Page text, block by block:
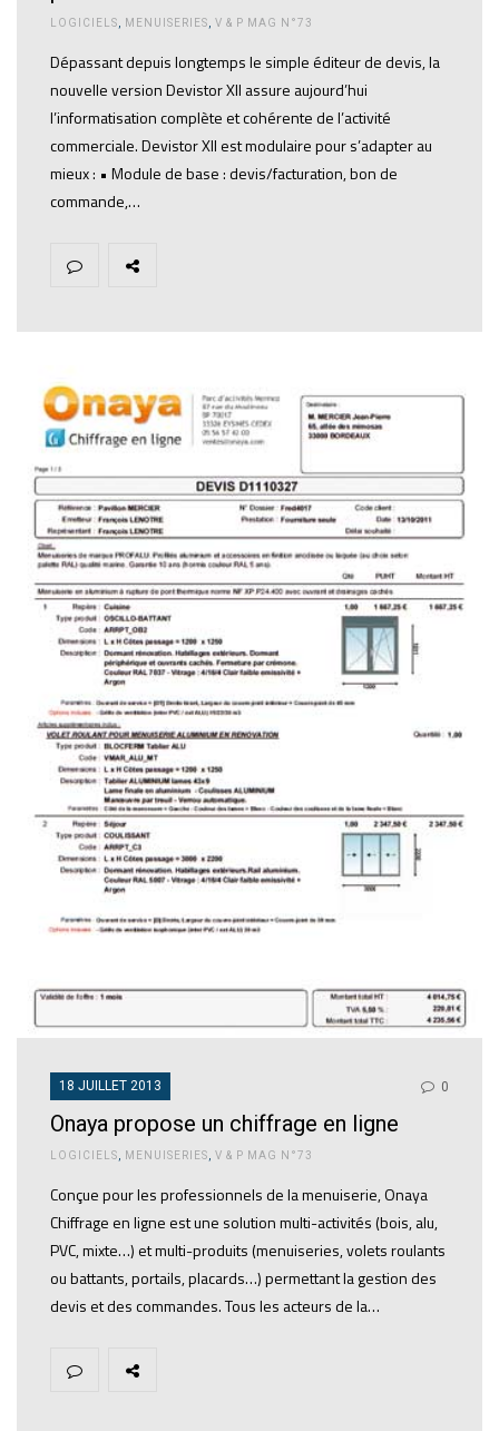
LOGICIELS MENUISERIES V & P MAG N°73
Dépassant depuis longtemps le simple éditeur de devis, la
nouvelle version Devistor XII assure aujourd’hui
l’informatisation complète et cohérente de l’activité
commerciale. Devistor XII est modulaire pour s’adapter au
mieux : • Module de base : devis/facturation, bon de
commande,…
18 JUILLET 2013 0
Onaya propose un chiffrage en ligne
LOGICIELS MENUISERIES V & P MAG N°73
Conçue pour les professionnels de la menuiserie, Onaya
Chiffrage en ligne est une solution multi-activités (bois, alu,
PVC, mixte…) et multi-produits (menuiseries, volets roulants
ou battants, portails, placards…) permettant la gestion des
devis et des commandes. Tous les acteurs de la…